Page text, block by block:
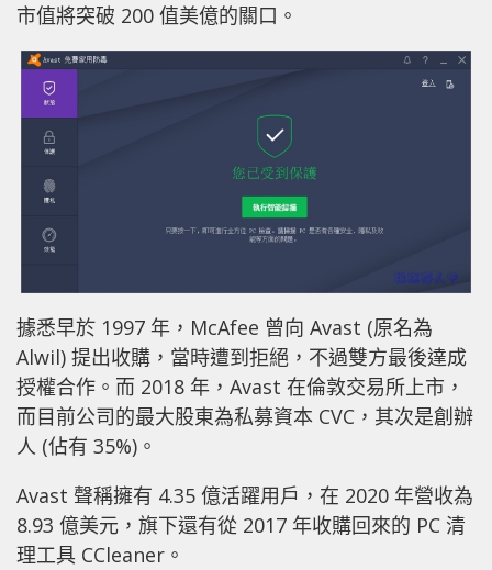
市值將突破 200 值美億的關口。
據悉早於 1997 年，McAfee 曾向 Avast (原名為
Alwil) 提出收購，當時遭到拒絕，不過雙方最後達成
授權合作。而 2018 年，Avast 在倫敦交易所上市，
而目前公司的最大股東為私募資本 CVC，其次是創辦
人 (佔有 35%)。
Avast 聲稱擁有 4.35 億活躍用戶，在 2020 年營收為
8.93 億美元，旗下還有從 2017 年收購回來的 PC 清
理工具 CCleaner。